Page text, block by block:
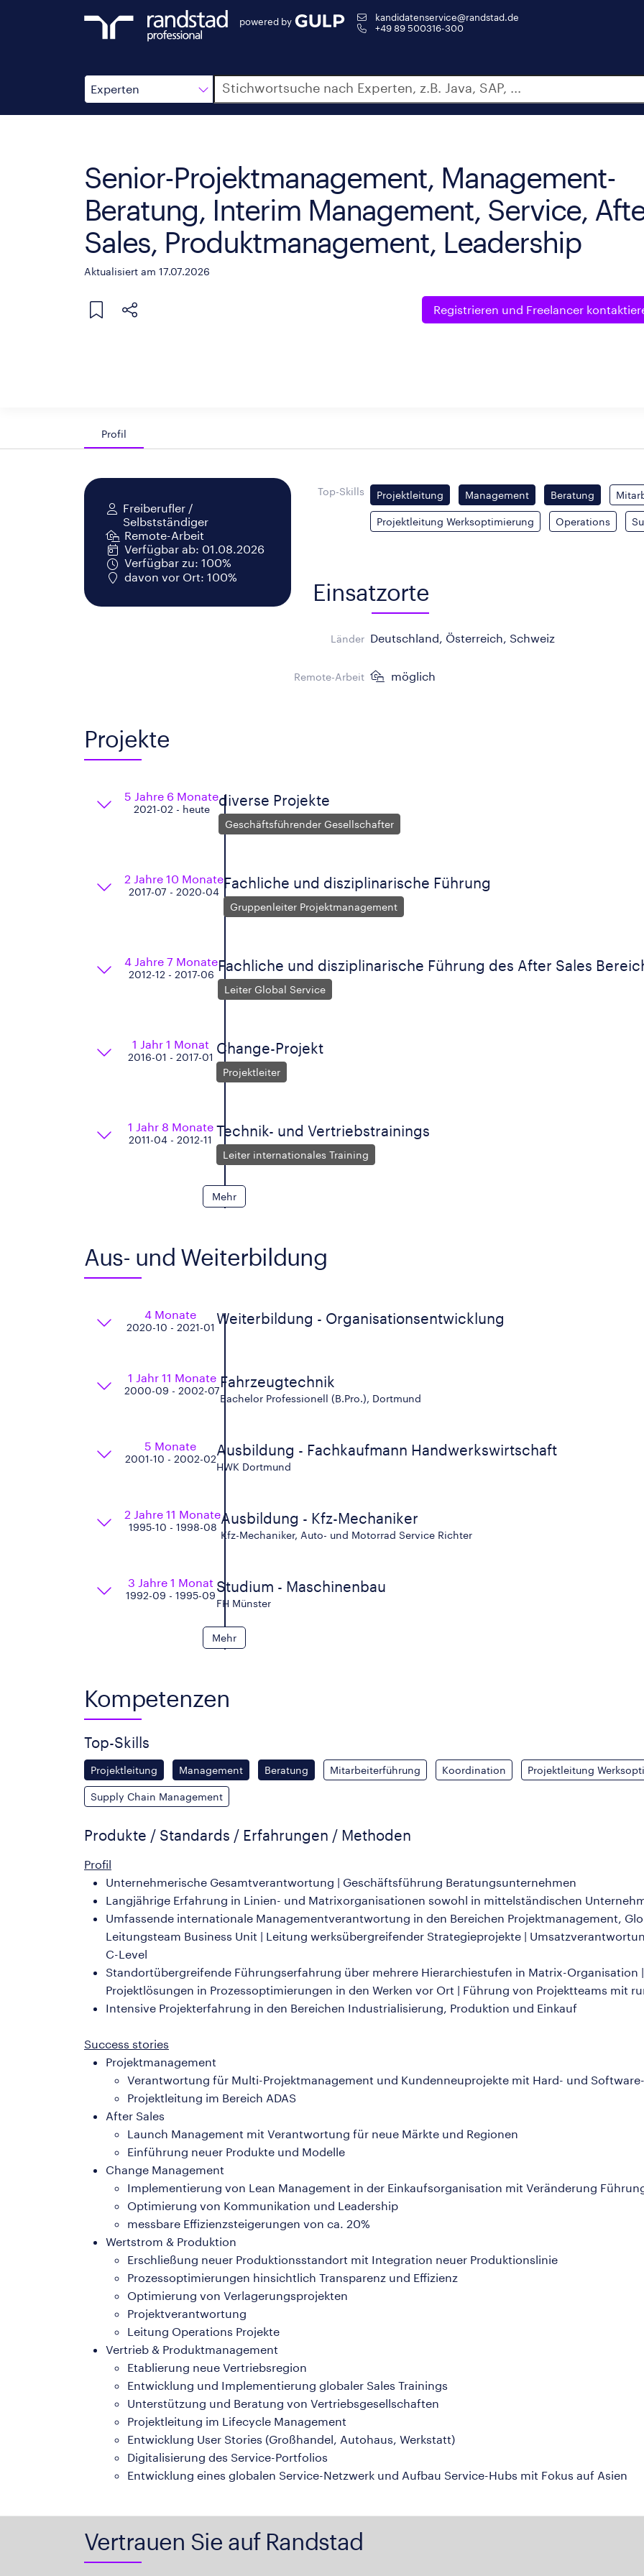
powered by
kandidatenservice@randstad.de
+49 89 500316-300
Experten
Suche
Senior-Projektmanagement, Management-
Beratung, Interim Management, Service,
Sales, Produktmanagement, Leadership
Aktualisiert am 17.07.2026
Registrieren und Freelancer
Profil
Freiberufler /
Selbstständiger
Remote-Arbeit
Verfügbar ab: 01.08.2026
Verfügbar zu: 100%
davon vor Ort: 100%
Top-Skills Projektleitung Management Beratung
Projektleitung Werksoptimierung Operations
Einsatzorte
Länder Deutschland, Österreich, Schweiz
Remote-Arbeit möglich
Projekte
5 Jahre 6 Monate
2021-02 - heute
diverse Projekte
Geschäftsführender Gesellschafter
2 Jahre 10 Monate
2017-07 - 2020-04
Fachliche und disziplinarische Führung
Gruppenleiter Projektmanagement
4 Jahre 7 Monate
2012-12 - 2017-06
Fachliche und disziplinarische Führung des After Sales
Leiter Global Service
1 Jahr 1 Monat
2016-01 - 2017-01
Change-Projekt
Projektleiter
1 Jahr 8 Monate
2011-04 - 2012-11
Technik- und Vertriebstrainings
Leiter internationales Training
Mehr
Aus- und Weiterbildung
4 Monate
2020-10 - 2021-01
Weiterbildung - Organisationsentwicklung
1 Jahr 11 Monate
2000-09 - 2002-07
Fahrzeugtechnik
Bachelor Professionell (B.Pro.), Dortmund
5 Monate
2001-10 - 2002-02
Ausbildung - Fachkaufmann Handwerkswirtschaft
HWK Dortmund
2 Jahre 11 Monate
1995-10 - 1998-08
Ausbildung - Kfz-Mechaniker
Kfz-Mechaniker, Auto- und Motorrad Service Richter
3 Jahre 1 Monat
1992-09 - 1995-09
Studium - Maschinenbau
FH Münster
Mehr
Kompetenzen
Top-Skills
Projektleitung Management Beratung Mitarbeiterführung Koordination Projektleitung
Supply Chain Management
Produkte / Standards / Erfahrungen / Methoden
Profil
Unternehmerische Gesamtverantwortung | Geschäftsführung Beratungsunternehmen
Langjährige Erfahrung in Linien- und Matrixorganisationen sowohl in mittelständischen
Umfassende internationale Managementverantwortung in den Bereichen Projektmanagement,
Leitungsteam Business Unit | Leitung werksübergreifender Strategieprojekte |
C-Level
Standortübergreifende Führungserfahrung über mehrere Hierarchiestufen in Matrix-Organisation
Projektlösungen in Prozessoptimierungen in den Werken vor Ort | Führung von Projektteams mit
Intensive Projekterfahrung in den Bereichen Industrialisierung, Produktion und Einkauf
Success stories
Projektmanagement
Verantwortung für Multi-Projektmanagement und Kundenneuprojekte mit Hard- und
Projektleitung im Bereich ADAS
After Sales
Launch Management mit Verantwortung für neue Märkte und Regionen
Einführung neuer Produkte und Modelle
Change Management
Implementierung von Lean Management in der Einkaufsorganisation mit Veränderung
Optimierung von Kommunikation und Leadership
messbare Effizienzsteigerungen von ca. 20%
Wertstrom & Produktion
Erschließung neuer Produktionsstandort mit Integration neuer Produktionslinie
Prozessoptimierungen hinsichtlich Transparenz und Effizienz
Optimierung von Verlagerungsprojekten
Projektverantwortung
Leitung Operations Projekte
Vertrieb & Produktmanagement
Etablierung neue Vertriebsregion
Entwicklung und Implementierung globaler Sales Trainings
Unterstützung und Beratung von Vertriebsgesellschaften
Projektleitung im Lifecycle Management
Entwicklung User Stories (Großhandel, Autohaus, Werkstatt)
Digitalisierung des Service-Portfolios
Entwicklung eines globalen Service-Netzwerk und Aufbau Service-Hubs mit Fokus auf Asien
Vertrauen Sie auf Randstad